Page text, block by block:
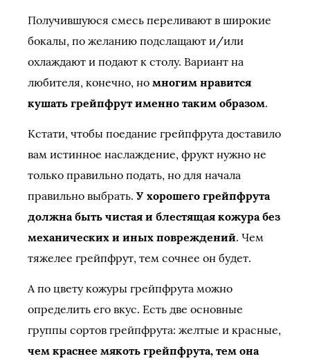
Получившуюся смесь переливают в широкие
бокалы, по желанию подслащают и/или
охлаждают и подают к столу. Вариант на
любителя, конечно, но многим нравится
кушать грейпфрут именно таким образом.
Кстати, чтобы поедание грейпфрута доставило
вам истинное наслаждение, фрукт нужно не
только правильно подать, но для начала
правильно выбрать. У хорошего грейпфрута
должна быть чистая и блестящая кожура без
механических и иных повреждений. Чем
тяжелее грейпфрут, тем сочнее он будет.
А по цвету кожуры грейпфрута можно
определить его вкус. Есть две основные
группы сортов грейпфрута: желтые и красные,
чем краснее мякоть грейпфрута, тем она